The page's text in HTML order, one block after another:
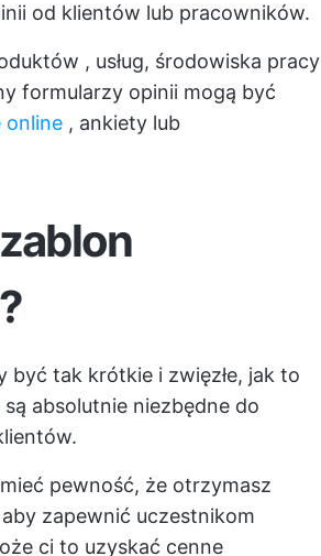
od klientów lub pracowników.
, usług, środowiska pracy
formularzy opinii mogą być
online , ankiety lub
być tak krótkie i zwięzłe, jak to
absolutnie niezbędne do
pewność, że otrzymasz
zapewnić uczestnikom
ci to uzyskać cenne